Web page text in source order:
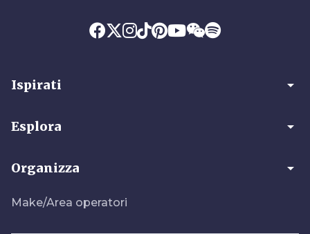
Ispirati arrow_drop_down
Esplora arrow_drop_down
Organizza arrow_drop_down
Make/Area operatori